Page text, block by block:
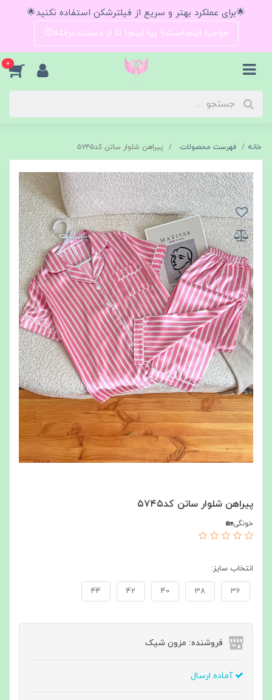
🌟برای عملکرد بهتر و سریع از فیلترشکن استفاده نکنید🌟
حراجیا اینجاست؟ بیا اینجا تا از دستت نرفته😍
0
خانه فهرست محصولات پیراهن شلوار ساتن کد۵۷۴۵
پیراهن شلوار ساتن کد۵۷۴۵
خونگی🏡
انتخاب سایز:
36
38
40
42
44
فروشنده: مزون شیک
آماده ارسال